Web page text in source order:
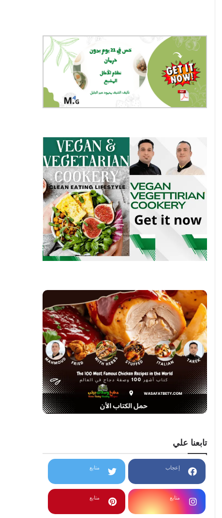
تابعنا علي
إعجاب متابع
متابع متابع